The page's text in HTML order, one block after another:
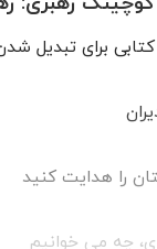
برای تبدیل
را هدایت کنید
چه می خوانیم